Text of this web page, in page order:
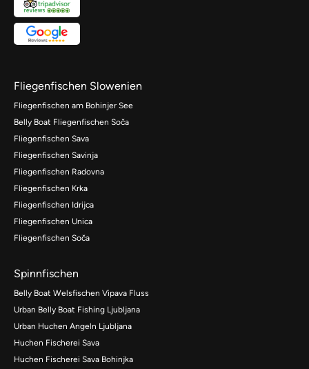
Fliegenfischen Slowenien
Fliegenfischen am Bohinjer See
Belly Boat Fliegenfischen Soča
Fliegenfischen Sava
Fliegenfischen Savinja
Fliegenfischen Radovna
Fliegenfischen Krka
Fliegenfischen Idrijca
Fliegenfischen Unica
Fliegenfischen Soča
Spinnfischen
Belly Boat Welsfischen Vipava Fluss
Urban Belly Boat Fishing Ljubljana
Urban Huchen Angeln Ljubljana
Huchen Fischerei Sava
Huchen Fischerei Sava Bohinjka